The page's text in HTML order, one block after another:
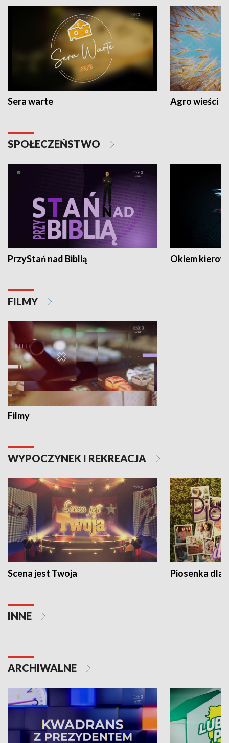
Sera warte Agro wieści
SPOŁECZEŃSTWO
PrzyStań nad Biblią Okiem
FILMY
Filmy
WYPOCZYNEK I REKREACJA
Scena jest Twoja Piosenka dla
INNE
ARCHIWALNE